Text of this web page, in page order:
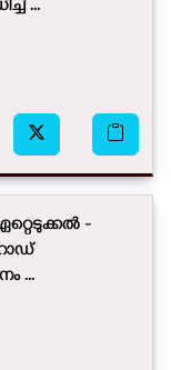
...
-
...